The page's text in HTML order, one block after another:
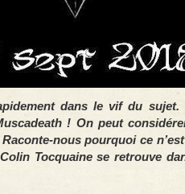
dans le vif du sujet.
! On peut
nous pourquoi ce
Tocquaine se retrouve